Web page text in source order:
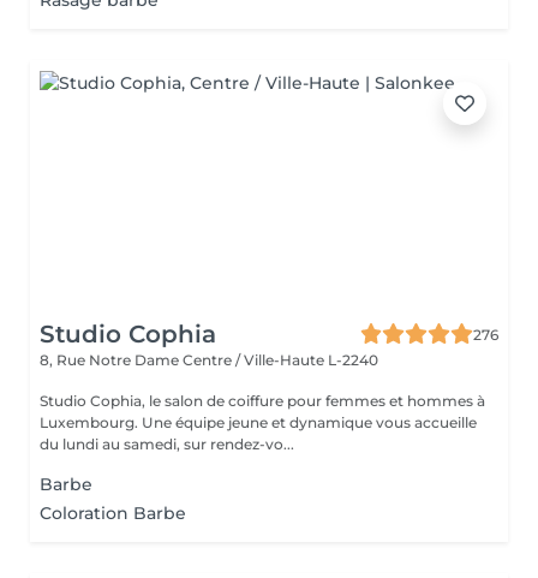
Studio Cophia
276
8, Rue Notre Dame Centre / Ville-Haute L-2240
Studio Cophia, le salon de coiffure pour femmes et hommes à
Luxembourg. Une équipe jeune et dynamique vous accueille
du lundi au samedi, sur rendez-vo...
Barbe
Coloration Barbe